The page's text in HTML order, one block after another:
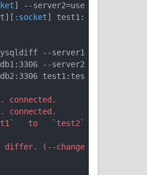
] --server2=use
][ :socket] test1:
--server1
--server2
test1:tes
connected.
connected.
to `test2`
differ. (--change